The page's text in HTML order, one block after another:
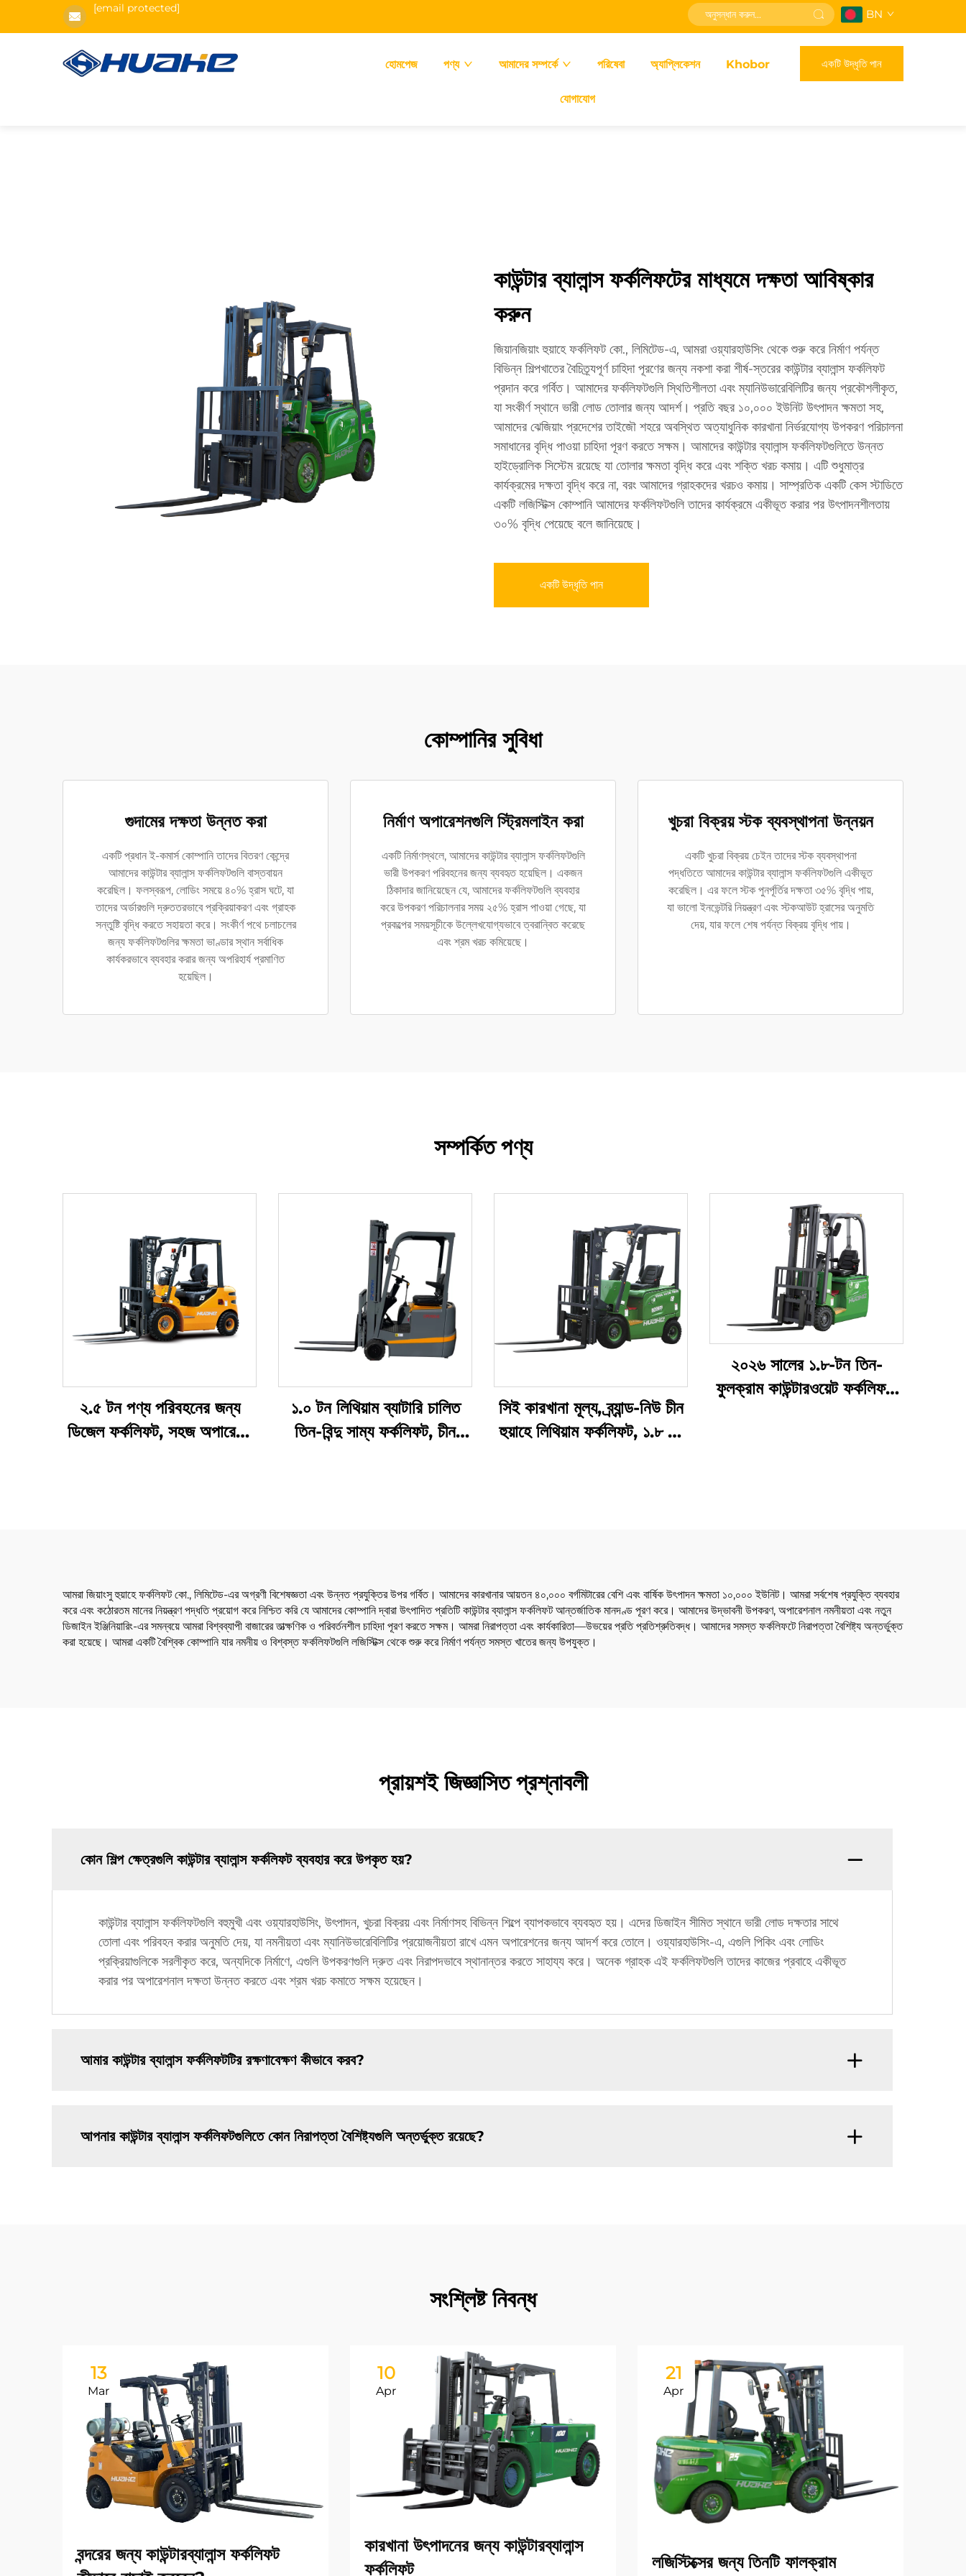
[email protected] BN
হোমপেজ পণ্য আমাদের সম্পর্কে পরিষেবা অ্যাপ্লিকেশন Khobor
যোগাযোগ
একটি উদ্ধৃতি পান
কাউন্টার ব্যালান্স ফর্কলিফটের মাধ্যমে দক্ষতা আবিষ্কার
করুন
জিয়ানজিয়াং হুয়াহে ফর্কলিফট কো., লিমিটেড-এ, আমরা ওয়্যারহাউসিং থেকে শুরু করে নির্মাণ পর্যন্ত
বিভিন্ন শিল্পখাতের বৈচিত্র্যপূর্ণ চাহিদা পূরণের জন্য নকশা করা শীর্ষ-স্তরের কাউন্টার ব্যালান্স ফর্কলিফট
প্রদান করে গর্বিত। আমাদের ফর্কলিফটগুলি স্থিতিশীলতা এবং ম্যানিউভারেবিলিটির জন্য প্রকৌশলীকৃত,
যা সংকীর্ণ স্থানে ভারী লোড তোলার জন্য আদর্শ। প্রতি বছর ১০,০০০ ইউনিট উৎপাদন ক্ষমতা সহ,
আমাদের ঝেজিয়াং প্রদেশের তাইজৌ শহরে অবস্থিত অত্যাধুনিক কারখানা নির্ভরযোগ্য উপকরণ পরিচালনা
সমাধানের বৃদ্ধি পাওয়া চাহিদা পূরণ করতে সক্ষম। আমাদের কাউন্টার ব্যালান্স ফর্কলিফটগুলিতে উন্নত
হাইড্রোলিক সিস্টেম রয়েছে যা তোলার ক্ষমতা বৃদ্ধি করে এবং শক্তি খরচ কমায়। এটি শুধুমাত্র
কার্যক্রমের দক্ষতা বৃদ্ধি করে না, বরং আমাদের গ্রাহকদের খরচও কমায়। সাম্প্রতিক একটি কেস স্টাডিতে
একটি লজিস্টিক্স কোম্পানি আমাদের ফর্কলিফটগুলি তাদের কার্যক্রমে একীভূত করার পর উৎপাদনশীলতায়
৩০% বৃদ্ধি পেয়েছে বলে জানিয়েছে।
একটি উদ্ধৃতি পান
কোম্পানির সুবিধা
গুদামের দক্ষতা উন্নত করা
একটি প্রধান ই-কমার্স কোম্পানি তাদের বিতরণ কেন্দ্রে
আমাদের কাউন্টার ব্যালান্স ফর্কলিফটগুলি বাস্তবায়ন
করেছিল। ফলস্বরূপ, লোডিং সময়ে ৪০% হ্রাস ঘটে, যা
তাদের অর্ডারগুলি দ্রুততরভাবে প্রক্রিয়াকরণ এবং গ্রাহক
সন্তুষ্টি বৃদ্ধি করতে সহায়তা করে। সংকীর্ণ পথে চলাচলের
জন্য ফর্কলিফটগুলির ক্ষমতা ভাণ্ডার স্থান সর্বাধিক
কার্যকরভাবে ব্যবহার করার জন্য অপরিহার্য প্রমাণিত
হয়েছিল।
নির্মাণ অপারেশনগুলি স্ট্রিমলাইন করা
একটি নির্মাণস্থলে, আমাদের কাউন্টার ব্যালান্স ফর্কলিফটগুলি
ভারী উপকরণ পরিবহনের জন্য ব্যবহৃত হয়েছিল। একজন
ঠিকাদার জানিয়েছেন যে, আমাদের ফর্কলিফটগুলি ব্যবহার
করে উপকরণ পরিচালনার সময় ২৫% হ্রাস পাওয়া গেছে, যা
প্রকল্পের সময়সূচীকে উল্লেখযোগ্যভাবে ত্বরান্বিত করেছে
এবং শ্রম খরচ কমিয়েছে।
খুচরা বিক্রয় স্টক ব্যবস্থাপনা উন্নয়ন
একটি খুচরা বিক্রয় চেইন তাদের স্টক ব্যবস্থাপনা
পদ্ধতিতে আমাদের কাউন্টার ব্যালান্স ফর্কলিফটগুলি একীভূত
করেছিল। এর ফলে স্টক পুনর্পূর্তির দক্ষতা ৩৫% বৃদ্ধি পায়,
যা ভালো ইনভেন্টরি নিয়ন্ত্রণ এবং স্টকআউট হ্রাসের অনুমতি
দেয়, যার ফলে শেষ পর্যন্ত বিক্রয় বৃদ্ধি পায়।
সম্পর্কিত পণ্য
২.৫ টন পণ্য পরিবহনের জন্য
ডিজেল ফর্কলিফট, সহজ অপারেশন
১.০ টন লিথিয়াম ব্যাটারি চালিত
তিন-বিন্দু সাম্য ফর্কলিফট, চীন
সিই কারখানা মূল্য, ব্র্যান্ড-নিউ চীন
হুয়াহে লিথিয়াম ফর্কলিফট, ১.৮ টন
২০২৬ সালের ১.৮-টন তিন-
ফুলক্রাম কাউন্টারওয়েট ফর্কলিফট,
আমরা জিয়াংসু হুয়াহে ফর্কলিফট কো., লিমিটেড-এর অগ্রণী বিশেষজ্ঞতা এবং উন্নত প্রযুক্তির উপর গর্বিত। আমাদের কারখানার আয়তন ৪০,০০০ বর্গমিটারের বেশি এবং বার্ষিক উৎপাদন ক্ষমতা ১০,০০০ ইউনিট। আমরা সর্বশেষ প্রযুক্তি ব্যবহার
করে এবং কঠোরতম মানের নিয়ন্ত্রণ পদ্ধতি প্রয়োগ করে নিশ্চিত করি যে আমাদের কোম্পানি দ্বারা উৎপাদিত প্রতিটি কাউন্টার ব্যালান্স ফর্কলিফট আন্তর্জাতিক মানদণ্ড পূরণ করে। আমাদের উদ্ভাবনী উপকরণ, অপারেশনাল নমনীয়তা এবং নতুন
ডিজাইন ইঞ্জিনিয়ারিং-এর সমন্বয়ে আমরা বিশ্বব্যাপী বাজারের তাত্ক্ষণিক ও পরিবর্তনশীল চাহিদা পূরণ করতে সক্ষম। আমরা নিরাপত্তা এবং কার্যকারিতা—উভয়ের প্রতি প্রতিশ্রুতিবদ্ধ। আমাদের সমস্ত ফর্কলিফটে নিরাপত্তা বৈশিষ্ট্য অন্তর্ভুক্ত
করা হয়েছে। আমরা একটি বৈশ্বিক কোম্পানি যার নমনীয় ও বিশ্বস্ত ফর্কলিফটগুলি লজিস্টিক্স থেকে শুরু করে নির্মাণ পর্যন্ত সমস্ত খাতের জন্য উপযুক্ত।
প্রায়শই জিজ্ঞাসিত প্রশ্নাবলী
কোন শিল্প ক্ষেত্রগুলি কাউন্টার ব্যালান্স ফর্কলিফট ব্যবহার করে উপকৃত হয়?
কাউন্টার ব্যালান্স ফর্কলিফটগুলি বহুমুখী এবং ওয়্যারহাউসিং, উৎপাদন, খুচরা বিক্রয় এবং নির্মাণসহ বিভিন্ন শিল্পে ব্যাপকভাবে ব্যবহৃত হয়। এদের ডিজাইন সীমিত স্থানে ভারী লোড দক্ষতার সাথে
তোলা এবং পরিবহন করার অনুমতি দেয়, যা নমনীয়তা এবং ম্যানিউভারেবিলিটির প্রয়োজনীয়তা রাখে এমন অপারেশনের জন্য আদর্শ করে তোলে। ওয়্যারহাউসিং-এ, এগুলি পিকিং এবং লোডিং
প্রক্রিয়াগুলিকে সরলীকৃত করে, অন্যদিকে নির্মাণে, এগুলি উপকরণগুলি দ্রুত এবং নিরাপদভাবে স্থানান্তর করতে সাহায্য করে। অনেক গ্রাহক এই ফর্কলিফটগুলি তাদের কাজের প্রবাহে একীভূত
করার পর অপারেশনাল দক্ষতা উন্নত করতে এবং শ্রম খরচ কমাতে সক্ষম হয়েছেন।
আমার কাউন্টার ব্যালান্স ফর্কলিফটটির রক্ষণাবেক্ষণ কীভাবে করব?
আপনার কাউন্টার ব্যালান্স ফর্কলিফটগুলিতে কোন নিরাপত্তা বৈশিষ্ট্যগুলি অন্তর্ভুক্ত রয়েছে?
সংশ্লিষ্ট নিবন্ধ
13
Mar
বন্দরের জন্য কাউন্টারব্যালান্স ফর্কলিফট
10
Apr
কারখানা উৎপাদনের জন্য কাউন্টারব্যালান্স
ফর্কলিফট
21
Apr
লজিস্টিক্সের জন্য তিনটি ফালক্রাম